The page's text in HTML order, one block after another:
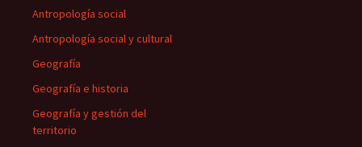
Antropología social
Antropología social y cultural
Geografía
Geografía e historia
Geografía y gestión del
territorio